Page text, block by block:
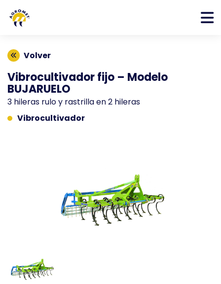
Volver
Vibrocultivador fijo – Modelo
BUJARUELO
3 hileras rulo y rastrilla en 2 hileras
Vibrocultivador